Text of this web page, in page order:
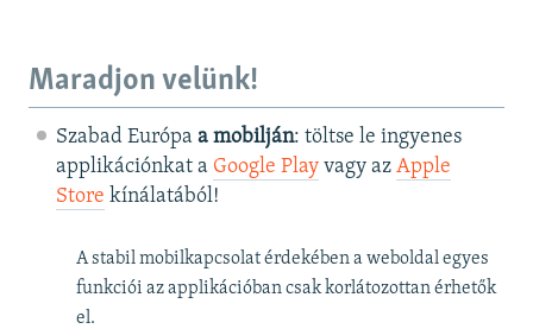
Maradjon velünk!
Szabad Európa a mobilján: töltse le ingyenes
applikációnkat a Google Playvagy az Apple
Store kínálatából!
A stabil mobilkapcsolat érdekében a weboldal egyes
funkciói az applikációban csak korlátozottan érhetők
el.